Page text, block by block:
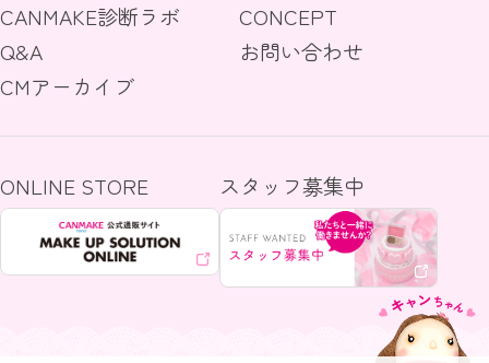
CANMAKE診断ラボ
CONCEPT
Q&A
お問い合わせ
CMアーカイブ
ONLINE STORE スタッフ募集中